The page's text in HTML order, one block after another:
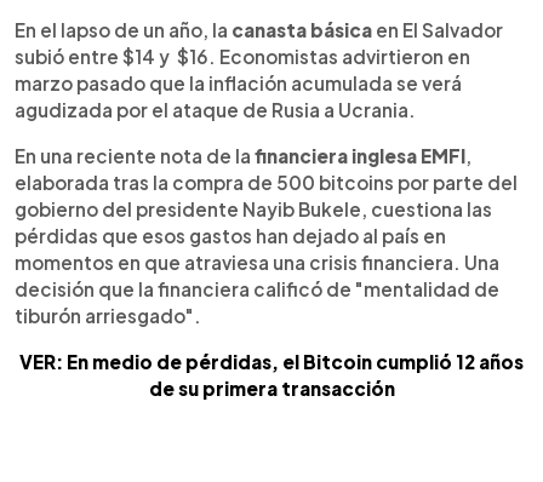
En el lapso de un año, la canasta básica en El Salvador
subió entre $14 y $16. Economistas advirtieron en
marzo pasado que la inflación acumulada se verá
agudizada por el ataque de Rusia a Ucrania.
En una reciente nota de la financiera inglesa EMFI,
elaborada tras la compra de 500 bitcoins por parte del
gobierno del presidente Nayib Bukele, cuestiona las
pérdidas que esos gastos han dejado al país en
momentos en que atraviesa una crisis financiera. Una
decisión que la financiera calificó de "mentalidad de
tiburón arriesgado".
VER: En medio de pérdidas, el Bitcoin cumplió 12 años
de su primera transacción